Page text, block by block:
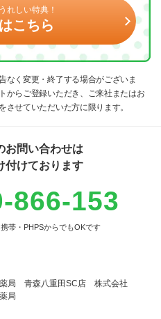
れしい特典！
こちら
く変更・終了する場合がございま
らご登録いただき、ご来社またはお
させていただいた方に限ります。
お問い合わせは
付けております
866-153
帯・PHPSからでもOKです
薬局 青森八重田SC店 株式会社
局